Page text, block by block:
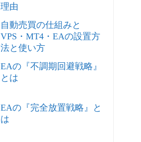
理由
自動売買の仕組みと
VPS・MT4・EAの設置方
法と使い方
EAの『不調期回避戦略』
とは
EAの『完全放置戦略』と
は